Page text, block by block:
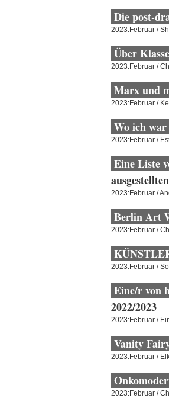
Die post-
2023:Februar /
Über
2023:Februar /
Marx und
2023:Februar /
Wo ich war
2023:Februar /
Eine Liste
2023:Februar /
Berlin Art
2023:Februar /
2023:Februar /
Eine/r von
2022/2023
2023:Februar /
Vanity
2023:Februar /
2023:Februar /